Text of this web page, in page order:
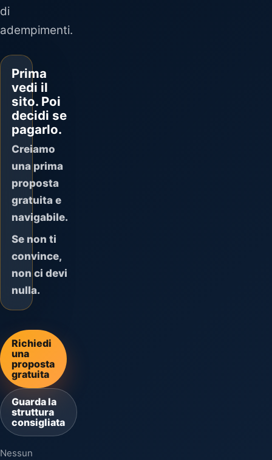
di
adempimenti.
Prima
vedi il
sito. Poi
decidi se
pagarlo.
Creiamo
una prima
proposta
gratuita e
navigabile.
Se non ti
convince,
non ci devi
nulla.
Richiedi
una
proposta
gratuita
Guarda la
struttura
consigliata
Nessun